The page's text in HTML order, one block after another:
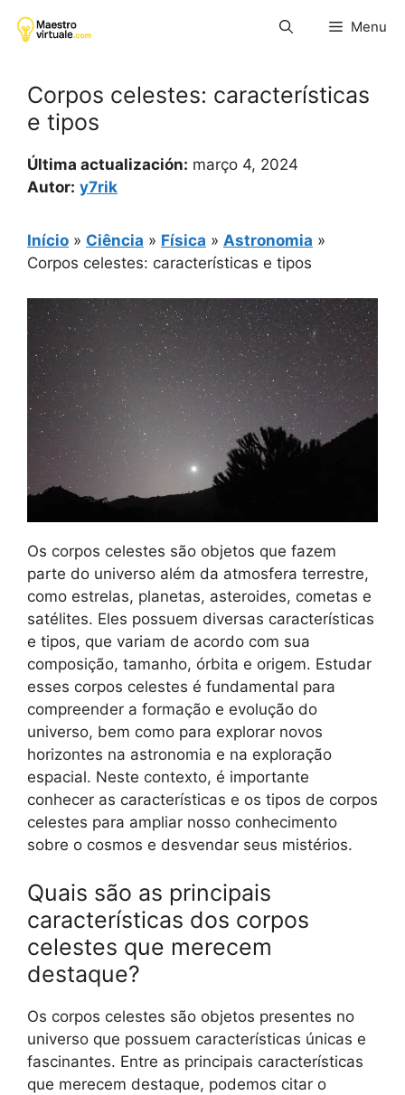
para
Menu
Corpos celestes: características
e tipos
Última actualización: março 4, 2024
Autor: y7rik
Início » Ciência » Física » Astronomia »
Corpos celestes: características e tipos
Os corpos celestes são objetos que fazem
parte do universo além da atmosfera terrestre,
como estrelas, planetas, asteroides, cometas e
satélites. Eles possuem diversas características
e tipos, que variam de acordo com sua
composição, tamanho, órbita e origem. Estudar
esses corpos celestes é fundamental para
compreender a formação e evolução do
universo, bem como para explorar novos
horizontes na astronomia e na exploração
espacial. Neste contexto, é importante
conhecer as características e os tipos de corpos
celestes para ampliar nosso conhecimento
sobre o cosmos e desvendar seus mistérios.
Quais são as principais
características dos corpos
celestes que merecem
destaque?
Os corpos celestes são objetos presentes no
universo que possuem características únicas e
fascinantes. Entre as principais características
que merecem destaque, podemos citar o